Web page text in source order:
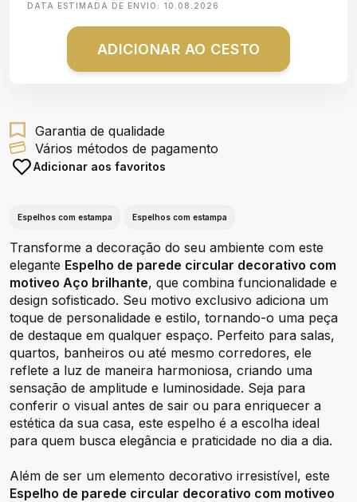
DATA ESTIMADA DE ENVIO: 10.08.2026
ADICIONAR AO CESTO
Garantia de qualidade
Vários métodos de pagamento
Adicionar aos favoritos
Espelhos com estampa Espelhos com estampa
Transforme a decoração do seu ambiente com este
elegante Espelho de parede circular decorativo com
motiveo Aço brilhante, que combina funcionalidade e
design sofisticado. Seu motivo exclusivo adiciona um
toque de personalidade e estilo, tornando-o uma peça
de destaque em qualquer espaço. Perfeito para salas,
quartos, banheiros ou até mesmo corredores, ele
reflete a luz de maneira harmoniosa, criando uma
sensação de amplitude e luminosidade. Seja para
conferir o visual antes de sair ou para enriquecer a
estética da sua casa, este espelho é a escolha ideal
para quem busca elegância e praticidade no dia a dia.
Além de ser um elemento decorativo irresistível, este
Espelho de parede circular decorativo com motiveo